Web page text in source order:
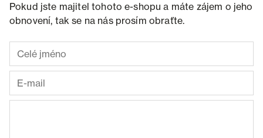
Pokud jste majitel tohoto e-shopu a máte zájem o jeho
obnovení, tak se na nás prosím obraťte.